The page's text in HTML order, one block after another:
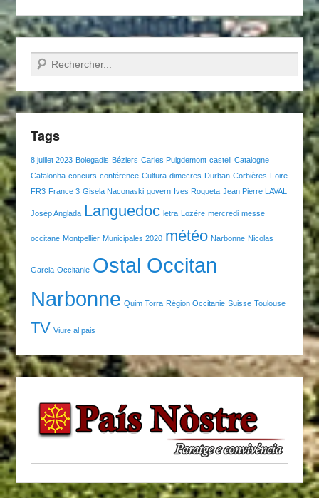
Recherche
Tags
8 juillet 2023 Bolegadis Béziers Carles Puigdemont castell Catalogne
Catalonha concurs conférence Cultura dimecres Durban-Corbières Foire
FR3 France 3 Gisela Naconaski govern Ives Roqueta Jean Pierre LAVAL
Josèp Anglada Languedoc letra Lozère mercredi messe
occitane Montpellier Municipales 2020 météo Narbonne Nicolas
Garcia Occitanie Ostal Occitan
Narbonne Quim Torra Région Occitanie Suisse Toulouse
TV Viure al pais